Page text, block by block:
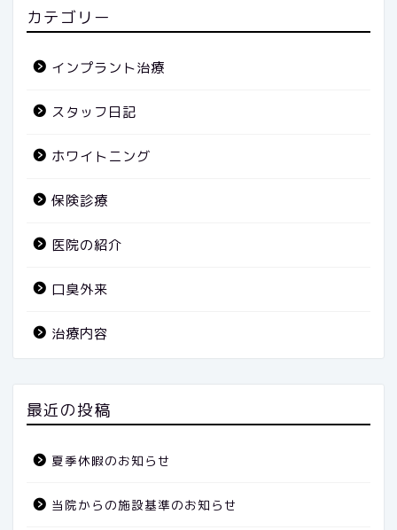
カテゴリー
インプラント治療
スタッフ日記
ホワイトニング
保険診療
医院の紹介
口臭外来
治療内容
最近の投稿
夏季休暇のお知らせ
当院からの施設基準のお知らせ